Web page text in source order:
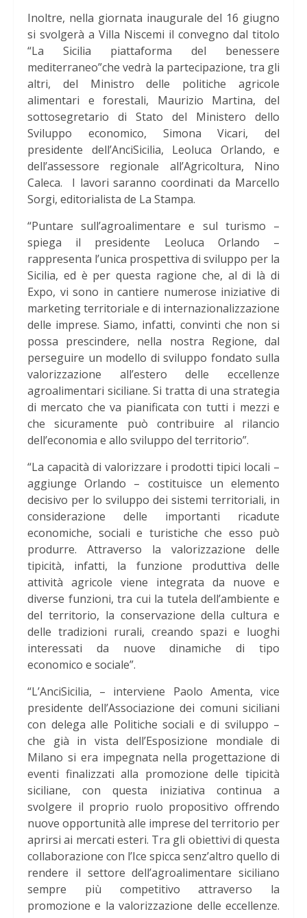
Inoltre, nella giornata inaugurale del 16 giugno
si svolgerà a Villa Niscemi il convegno dal titolo
“La Sicilia piattaforma del benessere
mediterraneo”che vedrà la partecipazione, tra gli
altri, del Ministro delle politiche agricole
alimentari e forestali, Maurizio Martina, del
sottosegretario di Stato del Ministero dello
Sviluppo economico, Simona Vicari, del
presidente dell’AnciSicilia, Leoluca Orlando, e
dell’assessore regionale all’Agricoltura, Nino
Caleca. I lavori saranno coordinati da Marcello
Sorgi, editorialista de La Stampa.
“Puntare sull’agroalimentare e sul turismo –
spiega il presidente Leoluca Orlando –
rappresenta l’unica prospettiva di sviluppo per la
Sicilia, ed è per questa ragione che, al di là di
Expo, vi sono in cantiere numerose iniziative di
marketing territoriale e di internazionalizzazione
delle imprese. Siamo, infatti, convinti che non si
possa prescindere, nella nostra Regione, dal
perseguire un modello di sviluppo fondato sulla
valorizzazione all’estero delle eccellenze
agroalimentari siciliane. Si tratta di una strategia
di mercato che va pianificata con tutti i mezzi e
che sicuramente può contribuire al rilancio
dell’economia e allo sviluppo del territorio”.
“La capacità di valorizzare i prodotti tipici locali –
aggiunge Orlando – costituisce un elemento
decisivo per lo sviluppo dei sistemi territoriali, in
considerazione delle importanti ricadute
economiche, sociali e turistiche che esso può
produrre. Attraverso la valorizzazione delle
tipicità, infatti, la funzione produttiva delle
attività agricole viene integrata da nuove e
diverse funzioni, tra cui la tutela dell’ambiente e
del territorio, la conservazione della cultura e
delle tradizioni rurali, creando spazi e luoghi
interessati da nuove dinamiche di tipo
economico e sociale”.
“L’AnciSicilia, – interviene Paolo Amenta, vice
presidente dell’Associazione dei comuni siciliani
con delega alle Politiche sociali e di sviluppo –
che già in vista dell’Esposizione mondiale di
Milano si era impegnata nella progettazione di
eventi finalizzati alla promozione delle tipicità
siciliane, con questa iniziativa continua a
svolgere il proprio ruolo propositivo offrendo
nuove opportunità alle imprese del territorio per
aprirsi ai mercati esteri. Tra gli obiettivi di questa
collaborazione con l’Ice spicca senz’altro quello di
rendere il settore dell’agroalimentare siciliano
sempre più competitivo attraverso la
promozione e la valorizzazione delle eccellenze.